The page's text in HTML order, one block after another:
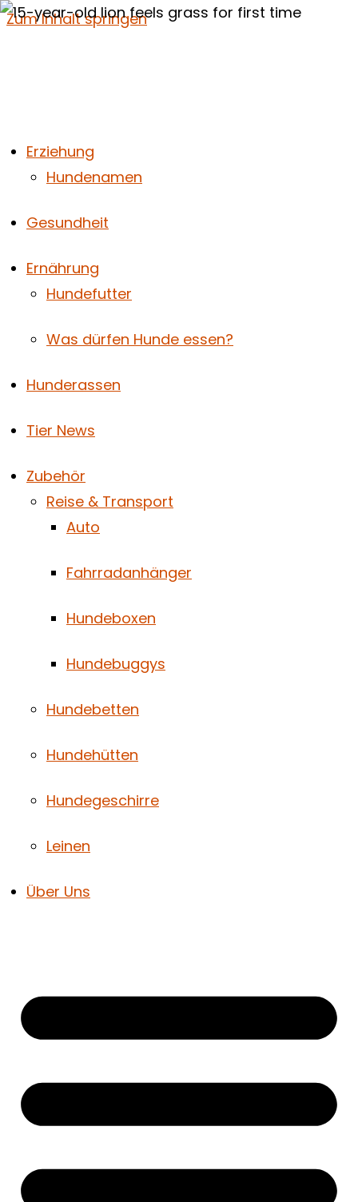
Zum Inhalt springen
Erziehung
Hundenamen
Gesundheit
Ernährung
Hundefutter
Was dürfen Hunde essen?
Hunderassen
Tier News
Zubehör
Reise & Transport
Auto
Fahrradanhänger
Hundeboxen
Hundebuggys
Hundebetten
Hundehütten
Hundegeschirre
Leinen
Über Uns